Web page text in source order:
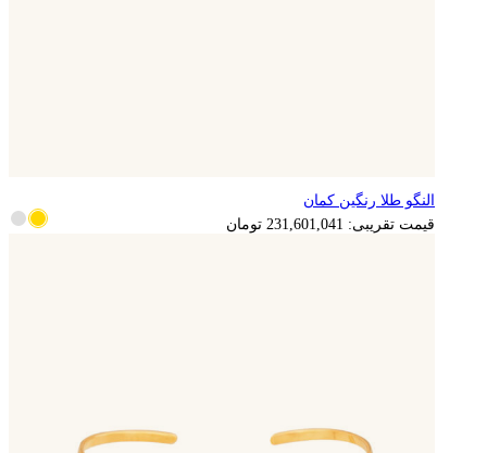
النگو طلا رنگین کمان
قیمت تقریبی:231,601,041 تومان